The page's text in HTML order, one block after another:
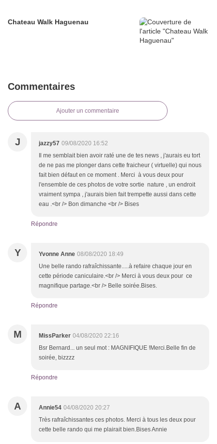
Chateau Walk Haguenau
Commentaires
Ajouter un commentaire
J jazzy57 09/08/2020 16:52
Il me semblait bien avoir raté une de tes news , j'aurais eu tort
de ne pas me plonger dans cette fraicheur ( virtuelle) qui nous
fait bien défaut en ce moment . Merci à vous deux pour
l'ensemble de ces photos de votre sortie nature , un endroit
vraiment sympa , j'aurais bien fait trempette aussi dans cette
eau .<br /> Bon dimanche <br /> Bises
Répondre
Y Yvonne Anne 08/08/2020 18:49
Une belle rando rafraîchissante.....à refaire chaque jour en
cette période caniculaire.<br /> Merci à vous deux pour ce
magnifique partage.<br /> Belle soirée.Bises.
Répondre
M MissParker 04/08/2020 22:16
Bsr Bernard... un seul mot : MAGNIFIQUE !Merci.Belle fin de
soirée, bizzzz
Répondre
A Annie54 04/08/2020 20:27
Très rafraîchissantes ces photos. Merci à tous les deux pour
cette belle rando qui me plairait bien.Bises Annie